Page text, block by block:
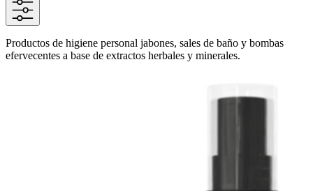
Productos de higiene personal jabones, sales de baño y bombas
efervecentes a base de extractos herbales y minerales.